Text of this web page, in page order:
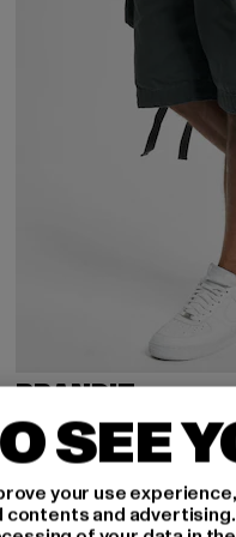
BRANDIT
Savage Vintage
44,99 EUR
Derzeitiger Preis: 44,99
49,99 EUR
SEE
your use
and